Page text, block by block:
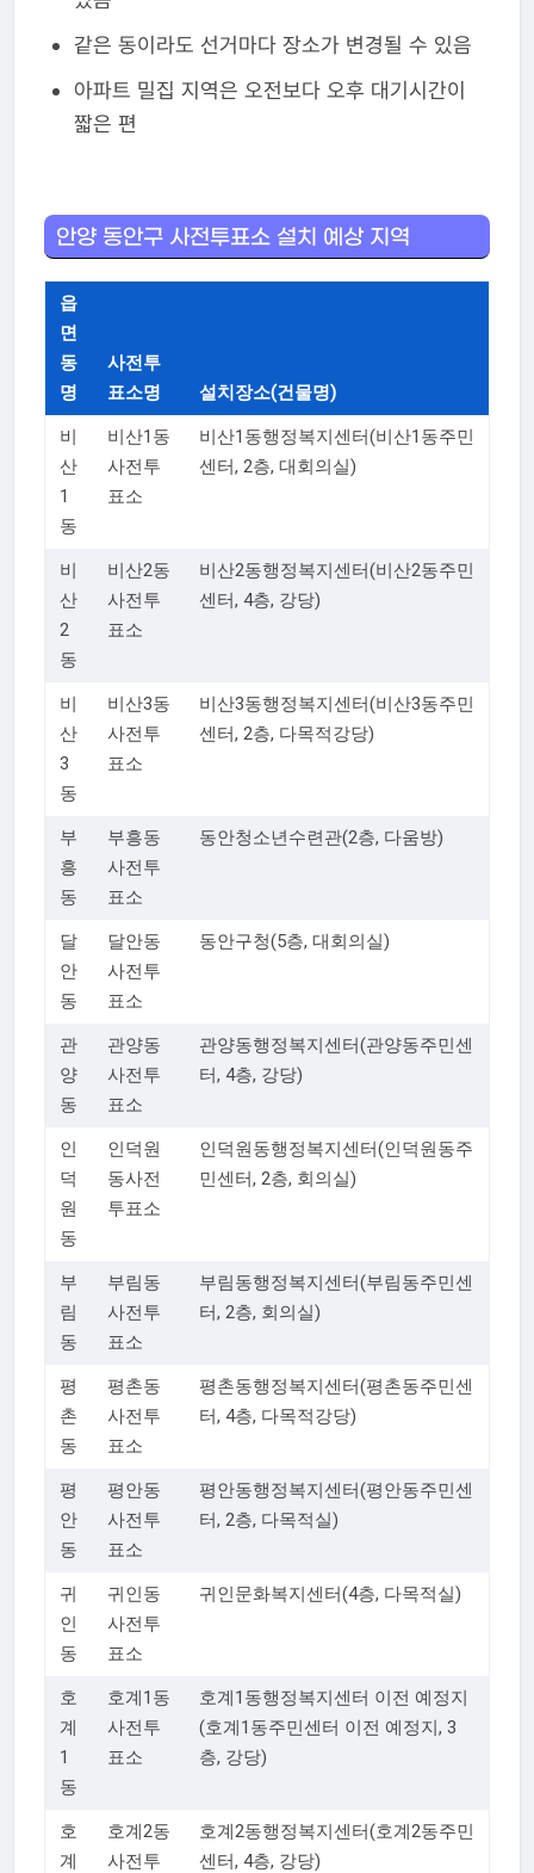
같은 동이라도 선거마다 장소가 변경될 수 있음
아파트 밀집 지역은 오전보다 오후 대기시간이
짧은 편
안양 동안구 사전투표소 설치 예상 지역
읍
면
동
명
사전투
표소명
설치장소(건물명)
비
산
1
동
비산1동
사전투
표소
비산1동행정복지센터(비산1동주민
센터, 2층, 대회의실)
비
산
2
동
비산2동
사전투
표소
비산2동행정복지센터(비산2동주민
센터, 4층, 강당)
비
산
3
동
비산3동
사전투
표소
비산3동행정복지센터(비산3동주민
센터, 2층, 다목적강당)
부
흥
동
부흥동
사전투
표소
동안청소년수련관(2층, 다움방)
달
안
동
달안동
사전투
표소
동안구청(5층, 대회의실)
관
양
동
관양동
사전투
표소
관양동행정복지센터(관양동주민센
터, 4층, 강당)
인
덕
원
동
인덕원
동사전
투표소
인덕원동행정복지센터(인덕원동주
민센터, 2층, 회의실)
부
림
동
부림동
사전투
표소
부림동행정복지센터(부림동주민센
터, 2층, 회의실)
평
촌
동
평촌동
사전투
표소
평촌동행정복지센터(평촌동주민센
터, 4층, 다목적강당)
평
안
동
평안동
사전투
표소
평안동행정복지센터(평안동주민센
터, 2층, 다목적실)
귀
인
동
귀인동
사전투
표소
귀인문화복지센터(4층, 다목적실)
호
계
1
동
호계1동
사전투
표소
호계1동행정복지센터 이전 예정지
(호계1동주민센터 이전 예정지, 3
층, 강당)
호
계
호계2동
사전투
호계2동행정복지센터(호계2동주민
센터, 4층, 강당)